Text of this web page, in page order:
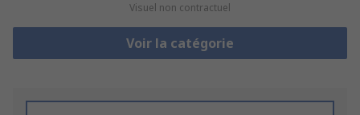
Visuel non contractuel
Voir la catégorie